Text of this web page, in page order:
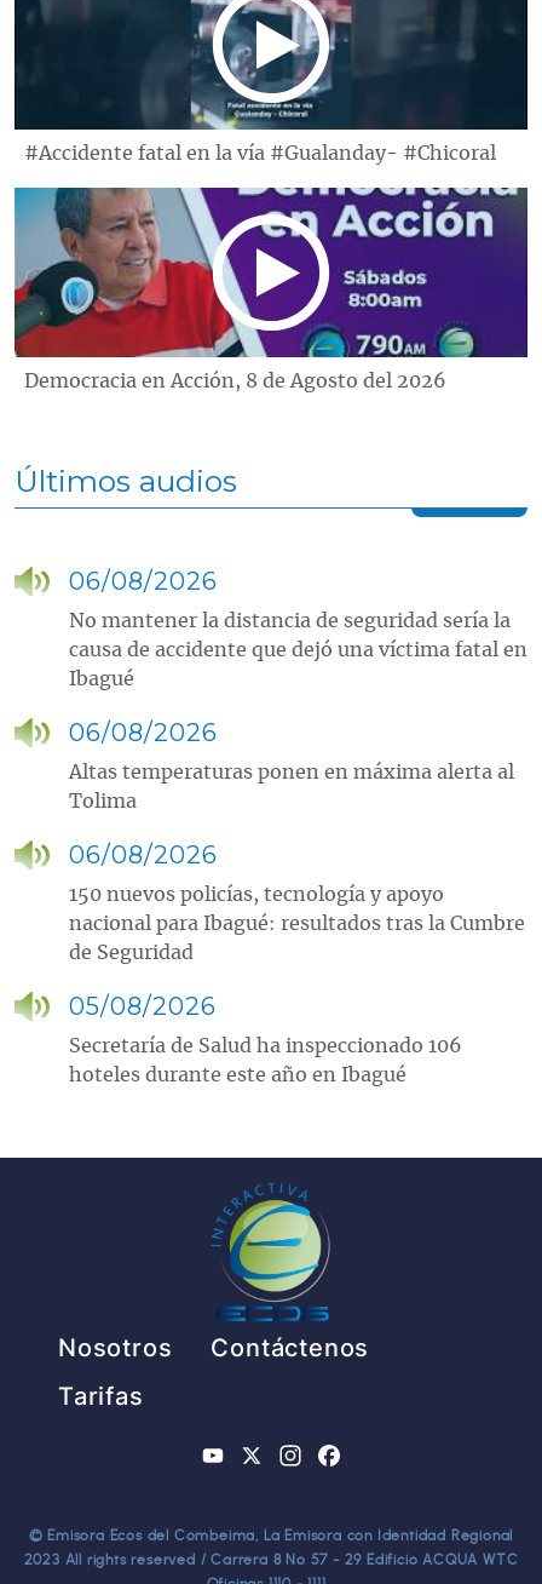
#Accidente fatal en la vía #Gualanday- #Chicoral
Democracia en Acción, 8 de Agosto del 2026
Últimos audios
06/08/2026
No mantener la distancia de seguridad sería la
causa de accidente que dejó una víctima fatal en
Ibagué
06/08/2026
Altas temperaturas ponen en máxima alerta al
Tolima
06/08/2026
150 nuevos policías, tecnología y apoyo
nacional para Ibagué: resultados tras la Cumbre
de Seguridad
05/08/2026
Secretaría de Salud ha inspeccionado 106
hoteles durante este año en Ibagué
Pie de página
Nosotros
Contáctenos
Tarifas
YouTube
X Instagram
© Emisora Ecos del Combeima, La Emisora con Identidad Regional
2023 All rights reserved / Carrera 8 No 57 - 29 Edificio ACQUA WTC